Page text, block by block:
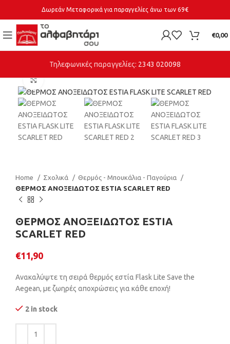
Δωρεάν Μεταφορικά για παραγγελίες άνω των 69€
€0,00
Τηλεφωνικές παραγγελίες: 2343 020098
Click to enlarge
Home Σχολικά
Θερμός - Μπουκάλια - Παγούρια
ΘΕΡΜΟΣ ΑΝΟΞΕΙΔΩΤΟΣ ESTIA SCARLET RED
ΘΕΡΜΟΣ ΑΝΟΞΕΙΔΩΤΟΣ ESTIA
SCARLET RED
€11,90
Ανακαλύψτε τη σειρά θερμός εστία Flask Lite Save the
Aegean, με ζωηρές αποχρώσεις για κάθε εποχή!
2 in stock